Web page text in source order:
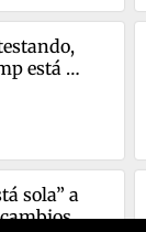
está
sola” a